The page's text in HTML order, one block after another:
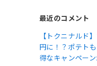
最近のコメント
【トクニナルド
円に！？ポテト
得なキャンペー